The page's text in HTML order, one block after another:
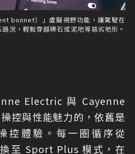
bonnet）」虛擬視野功能，讓駕駛在
況，輕鬆穿越礫石或泥地等惡劣地形。
Electric 與 Cayenne
控與性能魅力的，依舊是
控體驗。每一圈循序從
至 Sport Plus 模式，在